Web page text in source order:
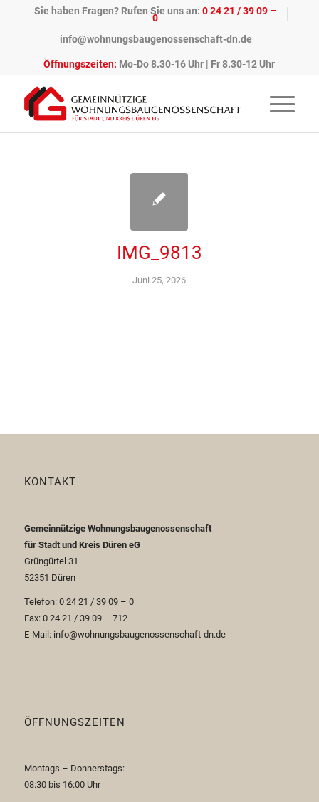
Sie haben Fragen? Rufen Sie uns an:0 24 21 / 39 09 –
0
info@wohnungsbaugenossenschaft-dn.de
Öffnungszeiten: Mo-Do 8.30-16 Uhr | Fr 8.30-12 Uhr
IMG_9813
Juni 25, 2026
KONTAKT
Gemeinnützige Wohnungsbaugenossenschaft
für Stadt und Kreis Düren eG
Grüngürtel 31
52351 Düren
Telefon: 0 24 21 / 39 09 – 0
Fax: 0 24 21 / 39 09 – 712
E-Mail: info@wohnungsbaugenossenschaft-dn.de
ÖFFNUNGSZEITEN
Montags – Donnerstags:
08:30 bis 16:00 Uhr